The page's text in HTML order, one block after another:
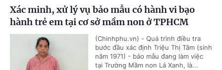
Xác minh, xử lý vụ bảo mẫu có hành vi bạo
hành trẻ em tại cơ sở mầm non ở TPHCM
(Chinhphu.vn) - Quá trình điều tra
bước đầu xác định Triệu Thị Tâm (sinh
năm 1971) - bảo mẫu đang làm việc
tại Trường Mầm non Lá Xanh, là...